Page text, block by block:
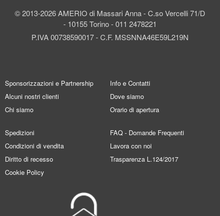
© 2013-2026 AMERIO di Massari Anna - C.so Vercelli 71/D
- 10155 Torino - 011 2478221
P.IVA 00738590017 - C.F. MSSNNA46E59L219N
Sponsorizzazioni e Partnership
Alcuni nostri clienti
Chi siamo
Info e Contatti
Dove siamo
Orario di apertura
Spedizioni
Condizioni di vendita
Diritto di recesso
Cookie Policy
FAQ - Domande Frequenti
Lavora con noi
Trasparenza L.124/2017